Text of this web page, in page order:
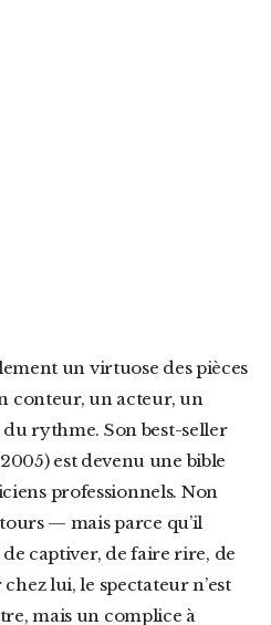
conteur, un acteur, un
rythme. Son best-seller
est devenu une bible
professionnels. Non
— mais parce qu’il
captiver, de faire rire, de
lui, le spectateur n’est
mais un complice à